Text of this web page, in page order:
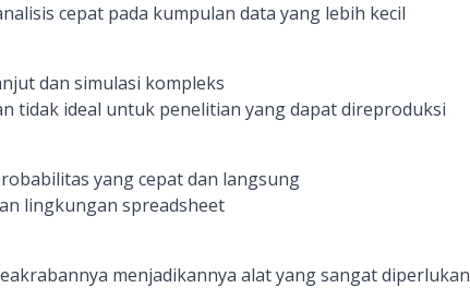
cepat pada kumpulan data yang lebih kecil
dan simulasi kompleks
tidak ideal untuk penelitian yang dapat direproduksi
yang cepat dan langsung
lingkungan spreadsheet
menjadikannya alat yang sangat diperlukan